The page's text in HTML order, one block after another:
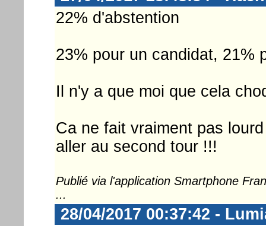
22% d'abstention
23% pour un candidat, 21%
Il n'y a que moi que cela
Ca ne fait vraiment pas
aller au second tour !!!
Publié via l'application Smartphone
...
28/04/2017 00:37:42 -